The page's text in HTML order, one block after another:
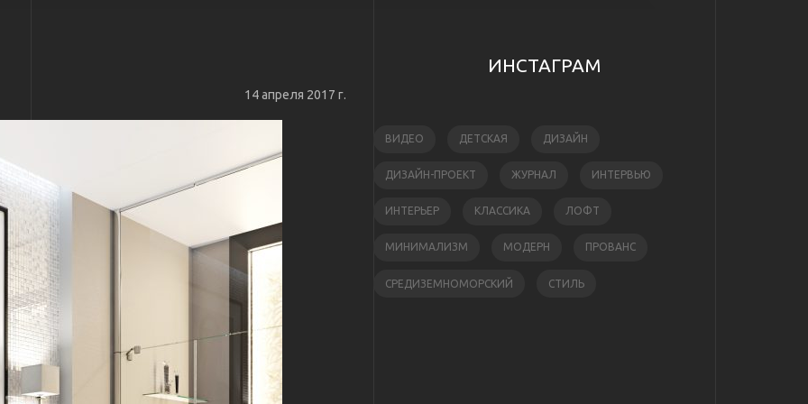
14 апреля 2017 г.
ИНСТАГРАМ
ВИДЕО ДЕТСКАЯ ДИЗАЙН
ДИЗАЙН-ПРОЕКТ ЖУРНАЛ ИНТЕРВЬЮ
ИНТЕРЬЕР КЛАССИКА ЛОФТ
МИНИМАЛИЗМ МОДЕРН ПРОВАНС
СРЕДИЗЕМНОМОРСКИЙ СТИЛЬ